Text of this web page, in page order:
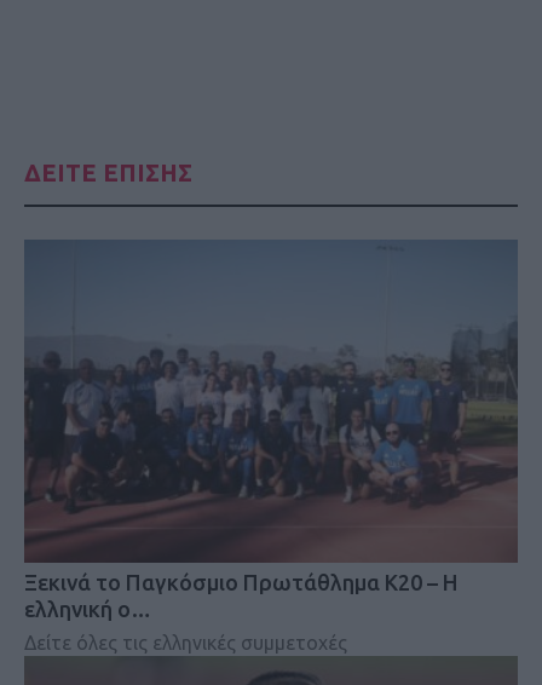
ΔΕΙΤΕ ΕΠΙΣΗΣ
Ξεκινά το Παγκόσμιο Πρωτάθλημα Κ20 – Η
ελληνική ο…
Δείτε όλες τις ελληνικές συμμετοχές